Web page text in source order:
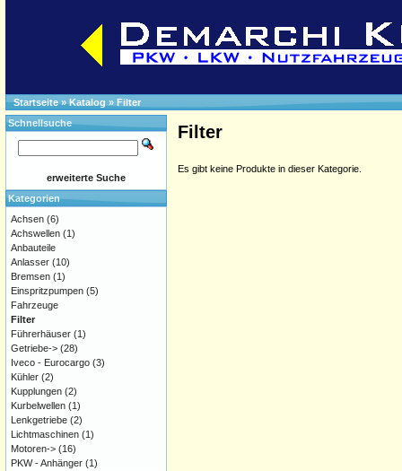
Startseite»Katalog » Filter
Filter
Es gibt keine Produkte in dieser Kategorie.
Schnellsuche
erweiterte Suche
Kategorien
Achsen (6)
Achswellen (1)
Anbauteile
Anlasser (10)
Bremsen (1)
Einspritzpumpen (5)
Fahrzeuge
Filter
Führerhäuser (1)
Getriebe-> (28)
Iveco - Eurocargo (3)
Kühler (2)
Kupplungen (2)
Kurbelwellen (1)
Lenkgetriebe (2)
Lichtmaschinen (1)
Motoren-> (16)
PKW - Anhänger (1)